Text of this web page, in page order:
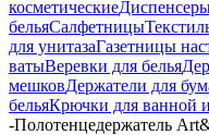
косметические
бельяСалфетницы
для унитазаГазетницы
ватыВеревки для белья
мешковДержатели для
бельяКрючки для ванной
-Полотенцедержатель